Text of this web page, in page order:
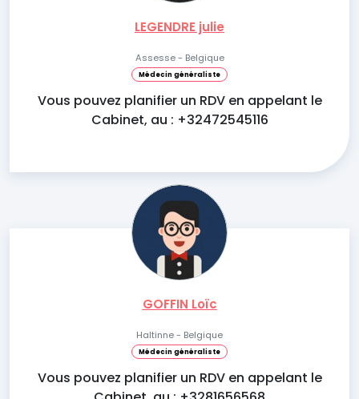
LEGENDRE julie
Assesse - Belgique
Médecin généraliste
Vous pouvez planifier un RDV en appelant le
Cabinet, au : +32472545116
GOFFIN Loïc
Haltinne - Belgique
Médecin généraliste
Vous pouvez planifier un RDV en appelant le